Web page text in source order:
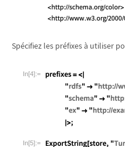
Spécifiez les préfixesà utiliser
In[4]:=
In[5]:=